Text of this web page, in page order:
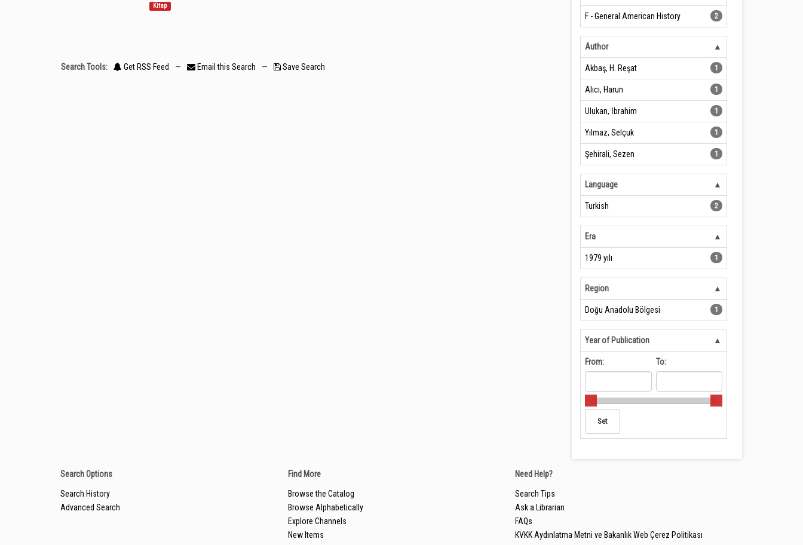
Kitap
Search Tools: Get RSS Feed — Email this Search — Save Search
F - General American History 2
Author
Akbaş, H. Reşat 1
Alıcı, Harun 1
Ulukan, İbrahim 1
Yılmaz, Selçuk 1
Şehirali, Sezen 1
Language
Turkish 2
Era
1979 yılı 1
Region
Doğu Anadolu Bölgesi 1
Year of Publication
From: To:
Search Options
Search History
Advanced Search
Find More
Browse the Catalog
Browse Alphabetically
Explore Channels
New Items
Need Help?
Search Tips
Ask a Librarian
FAQs
KVKK Aydınlatma Metni ve Bakanlık Web Çerez Politikası